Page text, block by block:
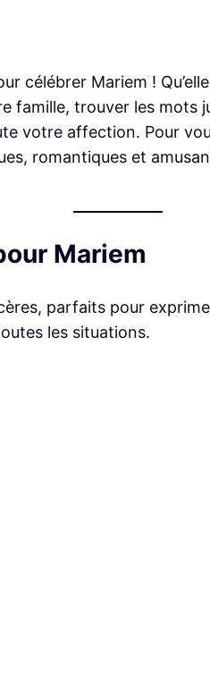
célébrer Mariem !
famille, trouver les mots
votre affection. Pour
romantiques et
Mariem
parfaits pour
les situations.